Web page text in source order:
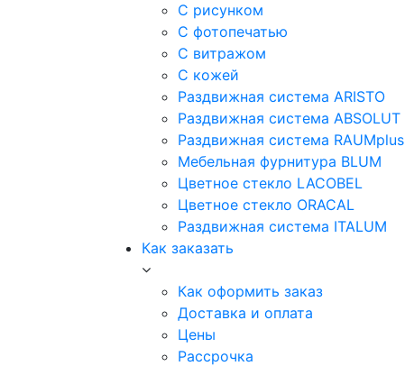
С рисунком
С фотопечатью
С витражом
С кожей
Раздвижная система ARISTO
Раздвижная система ABSOLUT
Раздвижная система RAUMplus
Мебельная фурнитура BLUM
Цветное стекло LACOBEL
Цветное стекло ORACAL
Раздвижная система ITALUM
Как заказать
Как оформить заказ
Доставка и оплата
Цены
Рассрочка